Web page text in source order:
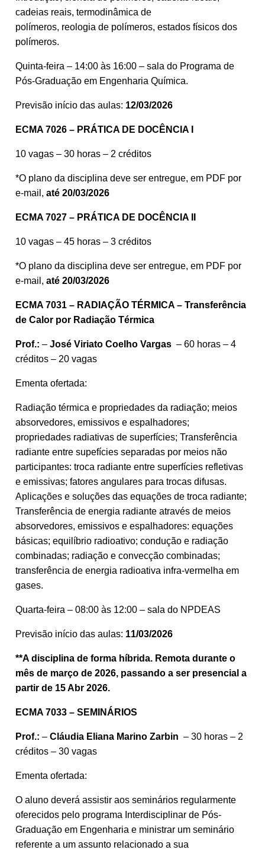
cadeias reais, termodinâmica de
polímeros, reologia de polímeros, estados físicos dos
polímeros.
Quinta-feira – 14:00 às 16:00 – sala do Programa de
Pós-Graduação em Engenharia Química.
Previsão início das aulas: 12/03/2026
ECMA 7026 – PRÁTICA DE DOCÊNCIA I
10 vagas – 30 horas – 2 créditos
*O plano da disciplina deve ser entregue, em PDF por
e-mail, até 20/03/2026
ECMA 7027 – PRÁTICA DE DOCÊNCIA II
10 vagas – 45 horas – 3 créditos
*O plano da disciplina deve ser entregue, em PDF por
e-mail, até 20/03/2026
ECMA 7031 – RADIAÇÃO TÉRMICA – Transferência
de Calor por Radiação Térmica
Prof.: – José Viriato Coelho Vargas – 60 horas – 4
créditos – 20 vagas
Ementa ofertada:
Radiação térmica e propriedades da radiação; meios
absorvedores, emissivos e espalhadores;
propriedades radiativas de superfícies; Transferência
radiante entre supefícies separadas por meios não
participantes: troca radiante entre superfícies refletivas
e emissivas; fatores angulares para trocas difusas.
Aplicações e soluções das equações de troca radiante;
Transferência de energia radiante através de meios
absorvedores, emissivos e espalhadores: equações
básicas; equilíbrio radioativo; condução e radiação
combinadas; radiação e convecção combinadas;
transferência de energia radioativa infra-vermelha em
gases.
Quarta-feira – 08:00 às 12:00 – sala do NPDEAS
Previsão início das aulas: 11/03/2026
**A disciplina de forma híbrida. Remota durante o
mês de março de 2026, passando a ser presencial a
partir de 15 Abr 2026.
ECMA 7033 – SEMINÁRIOS
Prof.: – Cláudia Eliana Marino Zarbin – 30 horas – 2
créditos – 30 vagas
Ementa ofertada:
O aluno deverá assistir aos seminários regularmente
oferecidos pelo programa Interdisciplinar de Pós-
Graduação em Engenharia e ministrar um seminário
referente a um assunto relacionado a sua